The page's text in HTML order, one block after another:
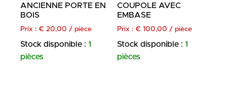
ANCIENNE PORTE EN
BOIS
Prix : € 20,00 / pièce
Stock disponible : 1
pièces
COUPOLE AVEC
EMBASE
Prix : € 100,00 / pièce
Stock disponible : 1
pièces